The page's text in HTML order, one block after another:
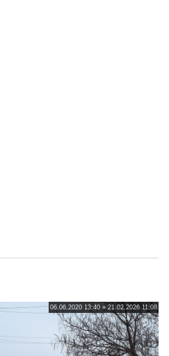
06.06.2020 13:40 » 21.02.2026 11:08